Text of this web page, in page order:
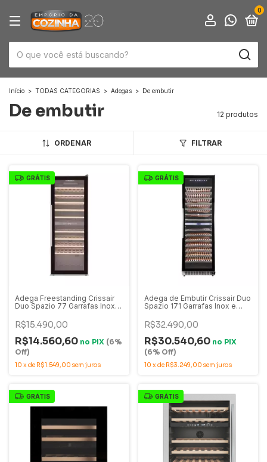
0
Início > TODAS CATEGORIAS > Adegas > De embutir
De embutir 12 produtos
ORDENAR FILTRAR
GRÁTIS
Adega Freestanding Crissair
Duo Spazio 77 Garrafas Inox e
R$15.490,00
R$14.560,60 no PIX (6%
Off)
10 x de R$1.549,00 sem juros
GRÁTIS
Adega de Embutir Crissair Duo
Spazio 171 Garrafas Inox e
171DI
R$32.490,00
R$30.540,60 no PIX
(6% Off)
10 x de R$3.249,00 sem juros
GRÁTIS GRÁTIS